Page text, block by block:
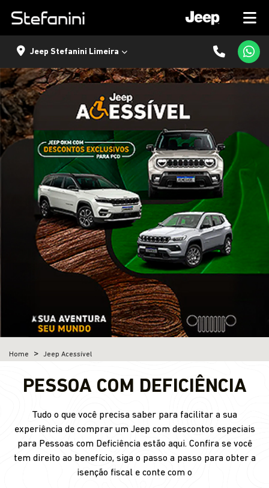
Jeep Stefanini Limeira
Home Jeep Acessível
PESSOA COM DEFICIÊNCIA
Tudo o que você precisa saber para facilitar a sua
experiência de comprar um Jeep com descontos especiais
para Pessoas com Deficiência estão aqui. Confira se você
tem direito ao benefício, siga o passo a passo para obter a
isenção fiscal e conte com o